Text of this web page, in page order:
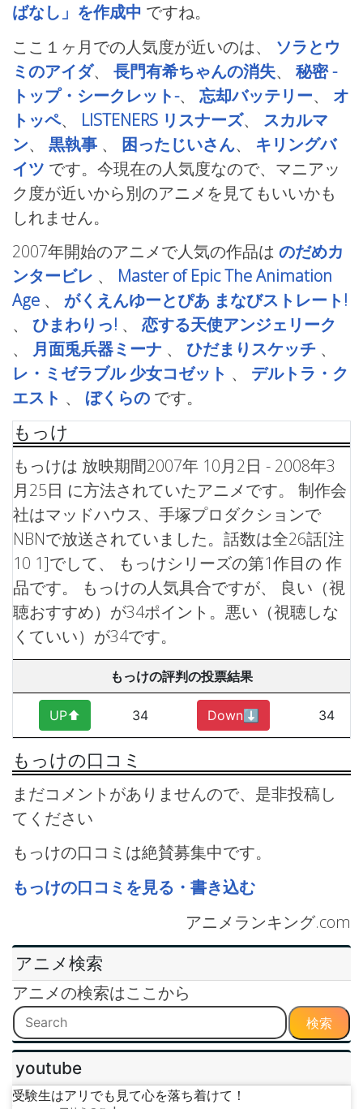
ばなし」を作成中 ですね。
ここ１ヶ月での人気度が近いのは、 ソラとウ
ミのアイダ、 長門有希ちゃんの消失、 秘密 -
トップ・シークレット-、 忘却バッテリー、 オ
トッペ、 LISTENERS リスナーズ、 スカルマ
ン、 黒執事 、 困ったじいさん、 キリングバ
イツ です。今現在の人気度なので、マニアッ
ク度が近いから別のアニメを見てもいいかも
しれません。
2007年開始のアニメで人気の作品は のだめカ
ンタービレ 、 Master of Epic The Animation
Age 、 がくえんゆーとぴあ まなびストレート!
、 ひまわりっ! 、 恋する天使アンジェリーク
、 月面兎兵器ミーナ 、 ひだまりスケッチ 、
レ・ミゼラブル 少女コゼット 、 デルトラ・ク
エスト 、 ぼくらの です。
もっけ
もっけは 放映期間2007年 10月2日 - 2008年3
月25日 に方法されていたアニメです。 制作会
社はマッドハウス、手塚プロダクションで
NBNで放送されていました。話数は全26話[注
10 1]でして、 もっけシリーズの第1作目の 作
品です。
もっけの人気具合ですが、 良い（視
聴おすすめ）が34ポイント。悪い（視聴しな
くていい）が34です。
もっけの評判の投票結果
UP⬆︎ 34 Down⬇︎ 34
もっけの口コミ
まだコメントがありませんので、是非投稿し
てください
もっけの口コミは絶賛募集中です。
もっけの口コミを見る・書き込む
アニメランキング.com
アニメ検索
アニメの検索はここから
検索
youtube
受験生はアリでも見て心を落ち着けて！